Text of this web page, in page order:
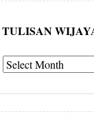
TULISAN
Tulisan
per
bulan